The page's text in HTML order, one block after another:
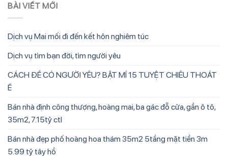
BÀI VIẾT MỚI
Dịch vụ Mai mối đi đến kết hôn nghiêm túc
Dịch vụ tìm bạn đời, tìm người yêu
CÁCH ĐỂ CÓ NGƯỜI YÊU? BẬT MÍ 15 TUYỆT CHIÊU THOÁT
Ế
Bán nhà định công thượng, hoàng mai, ba gác đỗ cửa, gần ô tô,
35m2, 7.15tỷ ctl
Bán nhà đẹp phố hoàng hoa thám 35m2 5tầng mặt tiền 3m
5.99 tỷ tây hồ